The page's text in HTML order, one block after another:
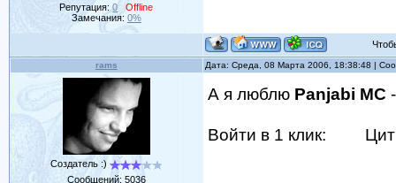
Репутация:0
Offline
Замечания: 0%
rams Дата: Среда, 08 Марта 2006, 18:38:48 |
Создатель :)
Сообщений: 5036
А я люблю Panjabi MC
Войти в 1 клик: